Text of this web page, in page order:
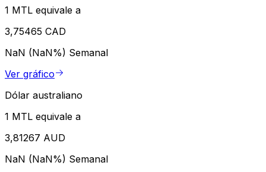
1 MTL equivale a
3,75465 CAD
NaN (NaN%) Semanal
Ver gráfico
Dólar australiano
1 MTL equivale a
3,81267 AUD
NaN (NaN%) Semanal